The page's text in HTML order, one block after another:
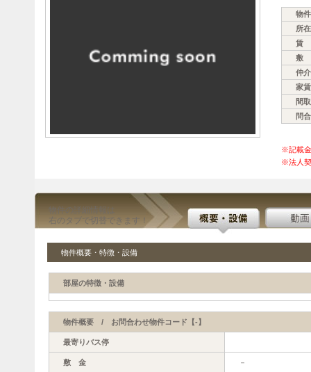
物
所
賃
敷
仲
家
間
問
※記載
※法人契
物件の詳細情報は
右のタブで切替できます！
物件概要・特徴・設備
部屋の特徴・設備
物件概要 / お問合わせ物件コード【-】
最寄りバス停
敷 金 －